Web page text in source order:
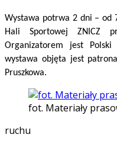
Wystawa potrwa 2 dni – od
Hali Sportowej ZNICZ
Organizatorem jest Polski
wystawa objęta jest
Pruszkowa.
fot. Materiały
ruchu